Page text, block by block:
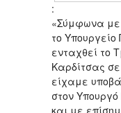
:
«Σύμφωνα
το
ενταχθεί το
Καρδίτσας
είχαμε
στον
και με